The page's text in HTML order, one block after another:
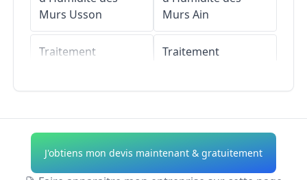
Murs Usson
Traitement
Traitement
d'Humidité des
MursBansat
Murs Ain
Traitement
Traitement
d'Humidité des
Murs Allier
J'obtiens mon devis maintenant & gratuitement